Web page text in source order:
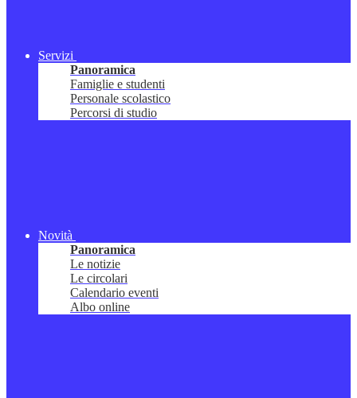
Servizi
Panoramica
Famiglie e studenti
Personale scolastico
Percorsi di studio
Novità
Panoramica
Le notizie
Le circolari
Calendario eventi
Albo online